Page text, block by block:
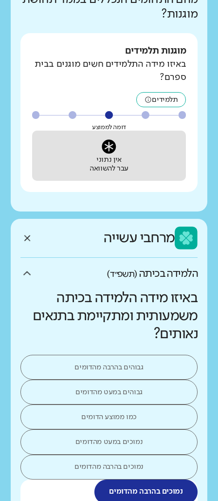
מוגנות?
מוגנות תלמידים
באיזו מידה התלמידים חשים מוגנים בבית
ספרם?
תלמידים
דומה לממוצע
אין נתוני
עבר להשוואה
מרחבי עשייה
הלמידה בכיתה (תשפ״ד)
באיזו מידה הלמידה בכיתה
משמעותית ומתקיימת בתנאים
נאותים?
גבוהים בהרבה מהדומים
גבוהים במעט מהדומים
כמו ממוצע הדומים
נמוכים במעט מהדומים
נמוכים בהרבה מהדומים
נמוכים בהרבה מהדומים